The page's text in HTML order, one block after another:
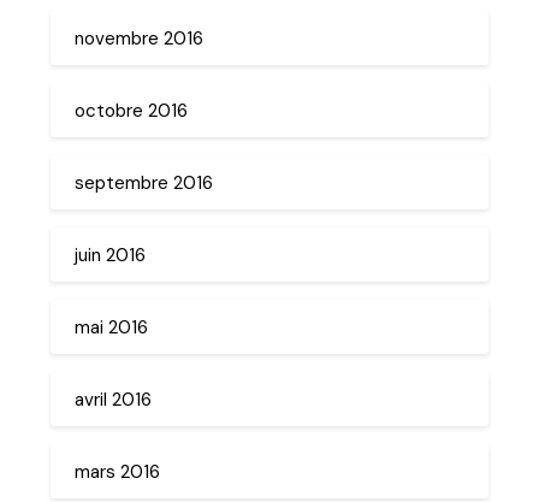
novembre 2016
octobre 2016
septembre 2016
juin 2016
mai 2016
avril 2016
mars 2016